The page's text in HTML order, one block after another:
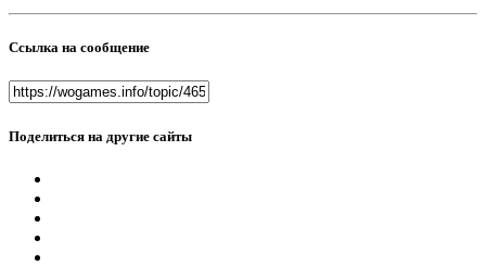
Ссылка на сообщение
Поделиться на другие сайты